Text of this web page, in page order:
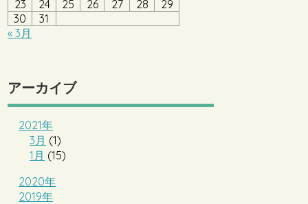
23 24 25 26 27 28
29
30
31
« 3月
アーカイブ
2021年
3月 (1)
1月 (15)
2020年
2019年